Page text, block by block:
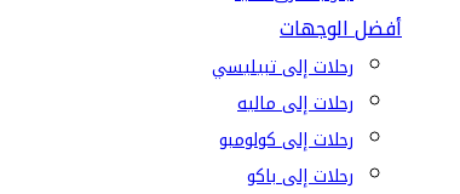
أفضل الوجهات
رحلات إلى تبيليسي
رحلات إلى ماليه
رحلات إلى كولومبو
رحلات إلى باكو